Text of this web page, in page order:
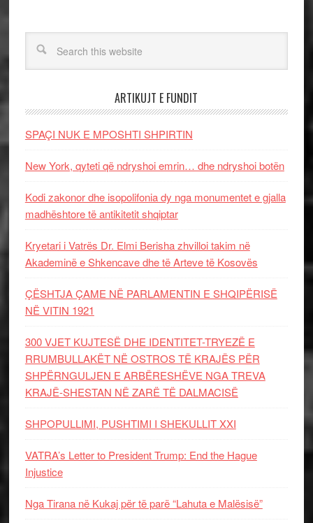
ARTIKUJT E FUNDIT
SPAÇI NUK E MPOSHTI SHPIRTIN
New York, qyteti që ndryshoi emrin… dhe ndryshoi botën
Kodi zakonor dhe isopolifonia dy nga monumentet e gjalla
madhështore të antikitetit shqiptar
Kryetari i Vatrës Dr. Elmi Berisha zhvilloi takim në
Akademinë e Shkencave dhe të Arteve të Kosovës
ÇËSHTJA ÇAME NË PARLAMENTIN E SHQIPËRISË
NË VITIN 1921
300 VJET KUJTESË DHE IDENTITET-TRYEZË E
RRUMBULLAKËT NË OSTROS TË KRAJËS PËR
SHPËRNGULJEN E ARBËRESHËVE NGA TREVA
KRAJË-SHESTAN NË ZARË TË DALMACISË
SHPOPULLIMI, PUSHTIMI I SHEKULLIT XXI
VATRA’s Letter to President Trump: End the Hague
Injustice
Nga Tirana në Kukaj për të parë “Lahuta e Malësisë”